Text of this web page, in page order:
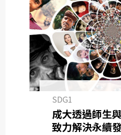
SDG1
成大透過師生
致力解決永續